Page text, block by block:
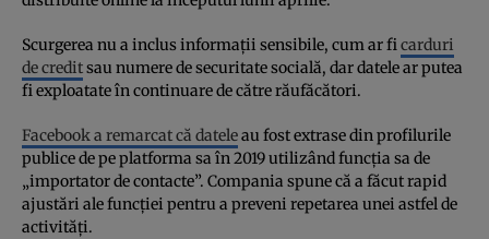
Scurgerea nu a inclus informații sensibile, cum ar ficarduri
de creditsau numere de securitate socială, dar datele ar putea
fi exploatate în continuare de către răufăcători.
Facebook a remarcat că dateleau fost extrase din profilurile
publice de pe platforma sa în 2019 utilizând funcția sa de
„importator de contacte”. Compania spune că a făcut rapid
ajustări ale funcției pentru a preveni repetarea unei astfel de
activități.